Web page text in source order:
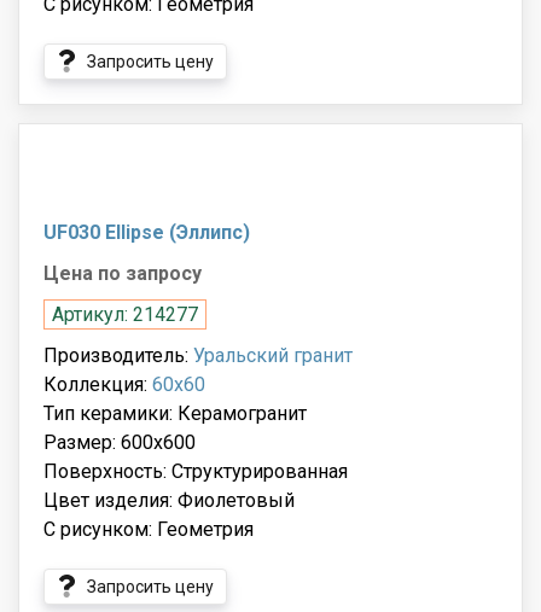
Запросить цену
UF030 Ellipse (Эллипс)
Цена по запросу
Артикул: 214277
Производитель: Уральский гранит
Коллекция: 60x60
Тип керамики: Керамогранит
Размер: 600x600
Поверхность: Структурированная
Цвет изделия: Фиолетовый
С рисунком: Геометрия
Запросить цену